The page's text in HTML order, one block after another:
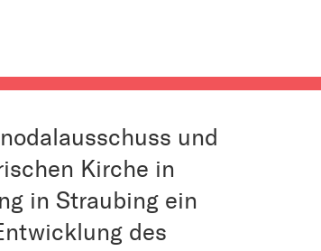
und
Kirche in
in Straubing ein
des